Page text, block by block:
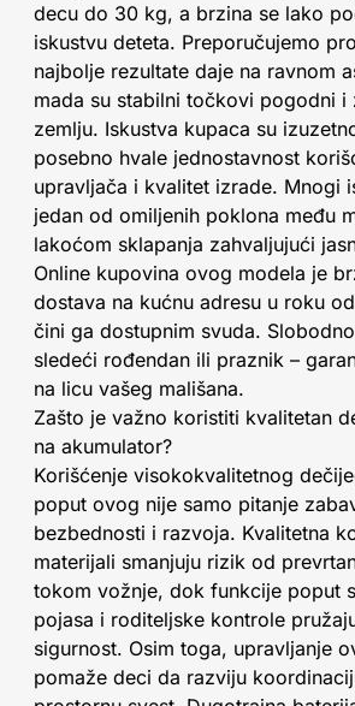
decu do 30 kg, a brzina se lako
iskustvu deteta. Preporučujemo
najbolje rezultate daje na ravnom
mada su stabilni točkovi pogodni i
zemlju. Iskustva kupaca su
posebno hvale jednostavnost
upravljača i kvalitet izrade. Mnogi
jedan od omiljenih poklona među
lakoćom sklapanja zahvaljujući
Online kupovina ovog modela je
dostava na kućnu adresu u roku
čini ga dostupnim svuda.
sledeći rođendan ili praznik –
na licu vašeg mališana.
Zašto je važno koristiti kvalitetan
na akumulator?
Korišćenje visokokvalitetnog
poput ovog nije samo pitanje
bezbednosti i razvoja. Kvalitetna
materijali smanjuju rizik od
tokom vožnje, dok funkcije poput
pojasa i roditeljske kontrole
sigurnost. Osim toga, upravljanje
pomaže deci da razviju